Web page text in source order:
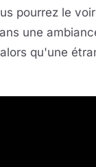
pourrez le
une
qu'une